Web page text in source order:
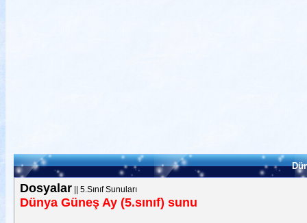
Dosyalar|| 5.Sınıf Sunuları
Dünya Güneş Ay (5.sınıf) sunu